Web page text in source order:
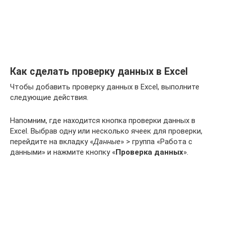
Как сделать проверку данных в Excel
Чтобы добавить проверку данных в Excel, выполните
следующие действия.
Напомним, где находится кнопка проверки данных в
Excel. Выбрав одну или несколько ячеек для проверки,
перейдите на вкладку «Данные» > группа «Работа с
данными» и нажмите кнопку «Проверка данных».